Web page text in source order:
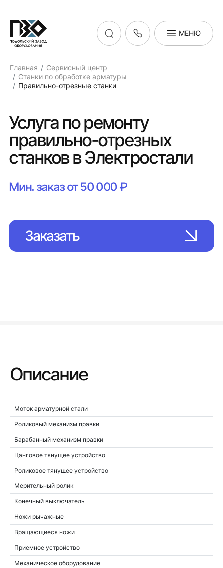
МЕНЮ
Главная
Сервисный центр
Станки по обработке арматуры
Правильно-отрезные станки
Услуга по ремонту
правильно-отрезных
станков в Электростали
Мин. заказ от 50 000 ₽
Заказать
Описание
Моток арматурной стали
Роликовый механизм правки
Барабанный механизм правки
Цанговое тянущее устройство
Роликовое тянущее устройство
Мерительный ролик
Конечный выключатель
Ножи рычажные
Вращающиеся ножи
Приемное устройство
Механическое оборудование